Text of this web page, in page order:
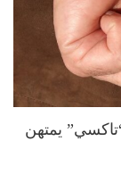
يمتهن